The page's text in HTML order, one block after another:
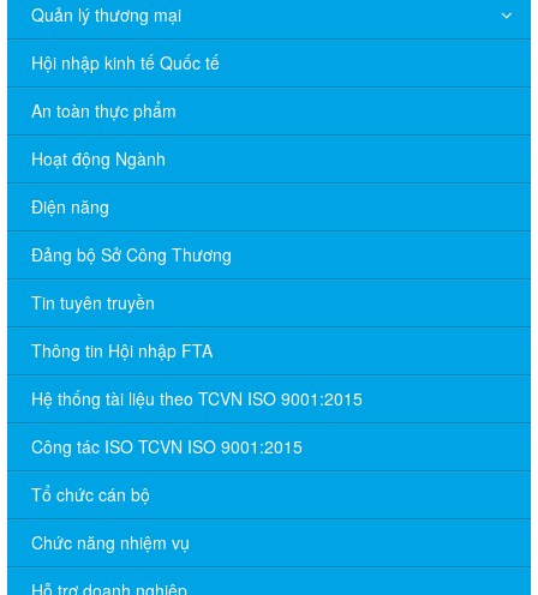
Quản lý thương mại
Hội nhập kinh tế Quốc tế
An toàn thực phẩm
Hoạt động Ngành
Điện năng
Đảng bộ Sở Công Thương
Tin tuyên truyền
Thông tin Hội nhập FTA
Hệ thống tài liệu theo TCVN ISO 9001:2015
Công tác ISO TCVN ISO 9001:2015
Tổ chức cán bộ
Chức năng nhiệm vụ
Hỗ trợ doanh nghiệp